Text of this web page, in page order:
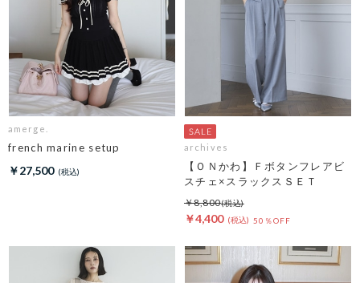
amerge.
french marine setup
￥27,500
archives
【ＯＮかわ】Ｆボタンフレアビ
スチェ×スラックスＳＥＴ
￥4,400 50％OFF
￥8,800